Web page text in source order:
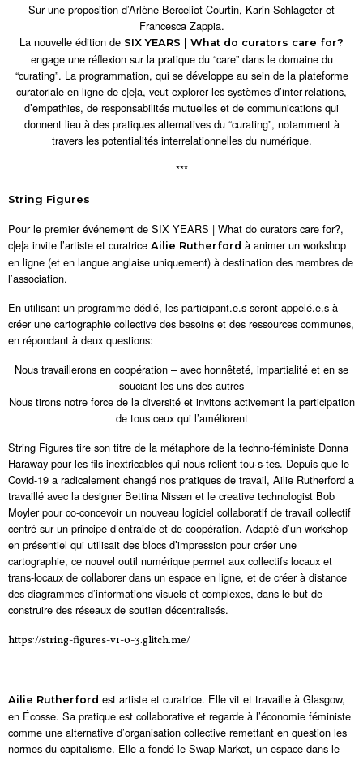
Sur une proposition d’Arlène Berceliot-Courtin, Karin Schlageter et
Francesca Zappia.
La nouvelle édition de SIX YEARS | What do curators care for?
engage une réflexion sur la pratique du “care” dans le domaine du
“curating”. La programmation, qui se développe au sein de la plateforme
curatoriale en ligne de c|e|a, veut explorer les systèmes d’inter-relations,
d’empathies, de responsabilités mutuelles et de communications qui
donnent lieu à des pratiques alternatives du “curating”, notamment à
travers les potentialités interrelationnelles du numérique.
***
String Figures
Pour le premier événement de SIX YEARS | What do curators care for?,
c|e|a invite l’artiste et curatrice Ailie Rutherford à animer un workshop
en ligne (et en langue anglaise uniquement) à destination des membres de
l’association.
En utilisant un programme dédié, les participant.e.s seront appelé.e.s à
créer une cartographie collective des besoins et des ressources communes,
en répondant à deux questions:
Nous travaillerons en coopération – avec honnêteté, impartialité et en se
souciant les uns des autres
Nous tirons notre force de la diversité et invitons activement la participation
de tous ceux qui l’améliorent
String Figures tire son titre de la métaphore de la techno-féministe Donna
Haraway pour les fils inextricables qui nous relient tou·s·tes. Depuis que le
Covid-19 a radicalement changé nos pratiques de travail, Ailie Rutherford a
travaillé avec la designer Bettina Nissen et le creative technologist Bob
Moyler pour co-concevoir un nouveau logiciel collaboratif de travail collectif
centré sur un principe d’entraide et de coopération. Adapté d’un workshop
en présentiel qui utilisait des blocs d’impression pour créer une
cartographie, ce nouvel outil numérique permet aux collectifs locaux et
trans-locaux de collaborer dans un espace en ligne, et de créer à distance
des diagrammes d’informations visuels et complexes, dans le but de
construire des réseaux de soutien décentralisés.
https://string-figures-v1-0-3.glitch.me/
Ailie Rutherford est artiste et curatrice. Elle vit et travaille à Glasgow,
en Écosse. Sa pratique est collaborative et regarde à l’économie féministe
comme une alternative d’organisation collective remettant en question les
normes du capitalisme. Elle a fondé le Swap Market, un espace dans le